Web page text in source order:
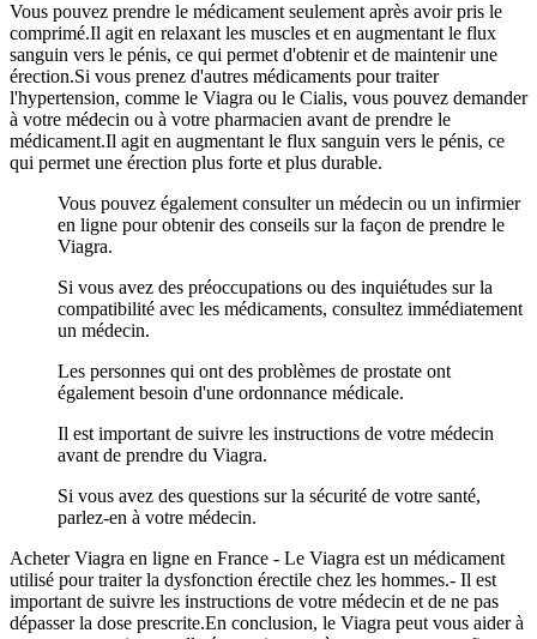
Vous pouvez prendre le médicament seulement après avoir pris le
comprimé.Il agit en relaxant les muscles et en augmentant le flux
sanguin vers le pénis, ce qui permet d'obtenir et de maintenir une
érection.Si vous prenez d'autres médicaments pour traiter
l'hypertension, comme le Viagra ou le Cialis, vous pouvez demander
à votre médecin ou à votre pharmacien avant de prendre le
médicament.Il agit en augmentant le flux sanguin vers le pénis, ce
qui permet une érection plus forte et plus durable.
Vous pouvez également consulter un médecin ou un infirmier
en ligne pour obtenir des conseils sur la façon de prendre le
Viagra.
Si vous avez des préoccupations ou des inquiétudes sur la
compatibilité avec les médicaments, consultez immédiatement
un médecin.
Les personnes qui ont des problèmes de prostate ont
également besoin d'une ordonnance médicale.
Il est important de suivre les instructions de votre médecin
avant de prendre du Viagra.
Si vous avez des questions sur la sécurité de votre santé,
parlez-en à votre médecin.
Acheter Viagra en ligne en France - Le Viagra est un médicament
utilisé pour traiter la dysfonction érectile chez les hommes.- Il est
important de suivre les instructions de votre médecin et de ne pas
dépasser la dose prescrite.En conclusion, le Viagra peut vous aider à